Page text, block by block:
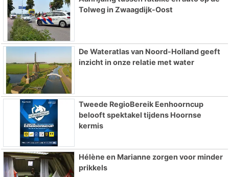
Tolweg in Zwaagdijk-Oost
De Wateratlas van Noord-Holland geeft
inzicht in onze relatie met water
Tweede RegioBereik Eenhoorncup
belooft spektakel tijdens Hoornse
kermis
Hélène en Marianne zorgen voor minder
prikkels